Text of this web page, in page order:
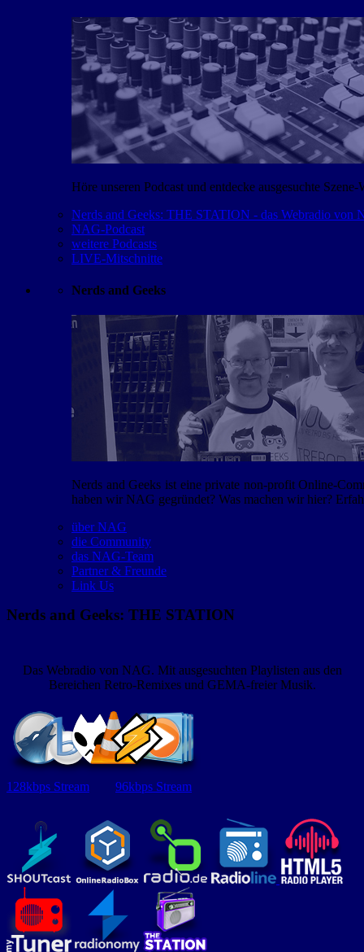
Höre unseren Podcast und entdecke ausgesuchte Szene-
Nerds and Geeks: THE STATION - das Webradio von
NAG-Podcast
weitere Podcasts
LIVE-Mitschnitte
Nerds and Geeks
Nerds and Geeks ist eine private non-profit Online-
haben wir NAG gegründet? Was machen wir hier?
über NAG
die Community
das NAG-Team
Partner & Freunde
Link Us
Nerds and Geeks: THE STATION
Das Webradio von NAG. Mit ausgesuchten Playlisten aus den
Bereichen Retro-Remixes und GEMA-freier Musik.
128kbps Stream 96kbps Stream